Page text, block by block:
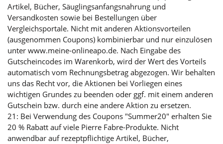
Artikel, Bücher, Säuglingsanfangsnahrung und
Versandkosten sowie bei Bestellungen über
Vergleichsportale. Nicht mit anderen Aktionsvorteilen
(ausgenommen Coupons) kombinierbar und nur einzulösen
unter www.meine-onlineapo.de. Nach Eingabe des
Gutscheincodes im Warenkorb, wird der Wert des Vorteils
automatisch vom Rechnungsbetrag abgezogen. Wir behalten
uns das Recht vor, die Aktionen bei Vorliegen eines
wichtigen Grundes zu beenden oder ggf. mit einem anderen
Gutschein bzw. durch eine andere Aktion zu ersetzen.
21: Bei Verwendung des Coupons "Summer20" erhalten Sie
20 % Rabatt auf viele Pierre Fabre-Produkte. Nicht
anwendbar auf rezeptpflichtige Artikel, Bücher,